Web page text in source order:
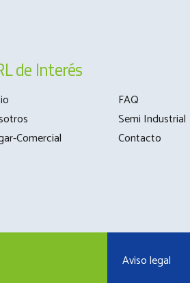
de Interés
FAQ
Semi Industrial
Comercial
Contacto
Aviso legal